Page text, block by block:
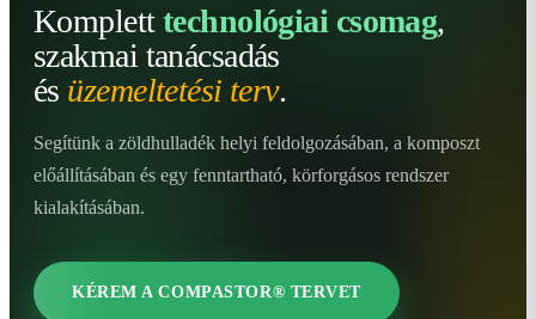
Kompletttechnológiai csomag,
szakmai tanácsadás
és üzemeltetési terv.
Segítünk a zöldhulladék helyi feldolgozásában, a komposzt
előállításában és egy fenntartható, körforgásos rendszer
kialakításában.
KÉREM A COMPASTOR® TERVET